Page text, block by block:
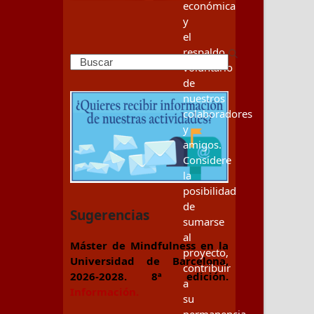
Search
Sugerencias
Máster de Mindfulness en la
Universidad de Barcelona,
2026-2028. 8ª edición.
Información.
económica
y
el
respaldo
voluntario
de
nuestros
colaboradores
y
amigos.
Considere
la
posibilidad
de
sumarse
al
proyecto,
contribuir
a
su